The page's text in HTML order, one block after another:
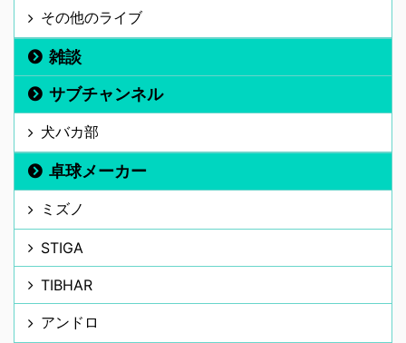
その他のライブ
雑談
サブチャンネル
犬バカ部
卓球メーカー
ミズノ
STIGA
TIBHAR
アンドロ